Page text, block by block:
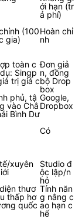
ới hạn (tr
ả phí)
(100
gia)
Hoàn chỉ
nh
toàn c
Singp
trị giá c
Đơn giả
n, đồng
bộ Drop
box
phủ, tậ
vào Châ
Bình Dư
Google,
Dropbox
Có
xuyên
Studio đ
ộc lập/n
hỏ
thươ
thấp hơ
quốc
Tính năn
g nâng c
ao hạn c
hế